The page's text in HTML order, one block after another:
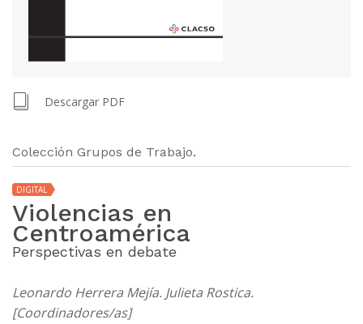
Descargar PDF
Colección Grupos de Trabajo.
DIGITAL
Violencias en
Centroamérica
Perspectivas en debate
Leonardo Herrera Mejía. Julieta Rostica.
[Coordinadores/as]